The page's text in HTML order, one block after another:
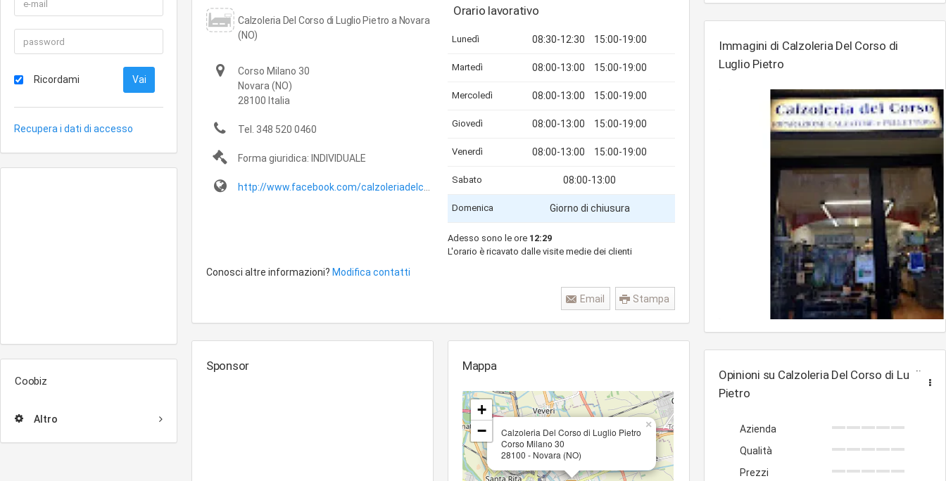
Ricordami
Recupera i dati di accesso
Coobiz
Altro
Calzoleria Del Corso di Luglio Pietro a Novara
(NO)
Corso Milano 30
Novara (NO)
28100 Italia
Tel. 348 520 0460
Forma giuridica: INDIVIDUALE
http://www.facebook.com/calzoleriadelcorso/
Orario lavorativo
Lunedì 08:30-12:30 15:00-19:00
Martedì 08:00-13:00 15:00-19:00
Mercoledì 08:00-13:00 15:00-19:00
Giovedì 08:00-13:00 15:00-19:00
Venerdì 08:00-13:00 15:00-19:00
Sabato 08:00-13:00
Domenica Giorno di chiusura
Adesso sono le ore 12:29
L'orario è ricavato dalle visite medie dei clienti
Conosci altre informazioni? Modifica contatti
Stampa
Email
Sponsor Mappa
Calzoleria Del Corso di Luglio Pietro
Corso Milano 30
28100 - Novara (NO)
×
+
−
Immagini di Calzoleria Del Corso di
Luglio Pietro
Opinioni su Calzoleria Del Corso di Luglio
Pietro
Azienda
Qualità
Prezzi